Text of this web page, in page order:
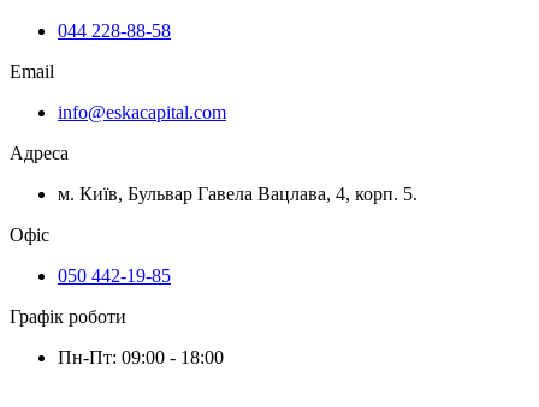
044 228-88-58
Email
info@eskacapital.com
Адреса
м. Київ, Бульвар Гавела Вацлава, 4, корп. 5.
Офіс
050 442-19-85
Графік роботи
Пн-Пт: 09:00 - 18:00